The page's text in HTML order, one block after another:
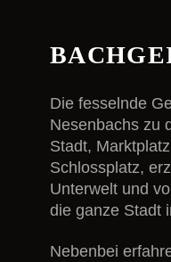
Die fesselnde
Nesenbachs zu
Stadt,
Schlossplatz,
Unterwelt und
die ganze Stadt
Nebenbei